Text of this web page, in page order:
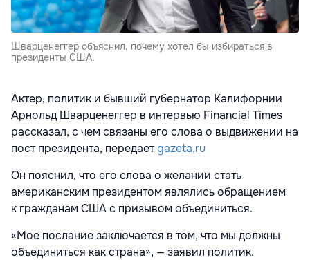
Шварценеггер объяснил, почему хотел бы избираться в
президенты США.
Актер, политик и бывший губернатор Калифорнии
Арнольд Шварценеггер в интервью Financial Times
рассказал, с чем связаны его слова о выдвижении на
пост президента, передаетgazeta.ru
Он пояснил, что его слова о желании стать
американским президентом являлись обращением
к гражданам США с призывом объединиться.
«Мое послание заключается в том, что мы должны
объединиться как страна», — заявил политик.